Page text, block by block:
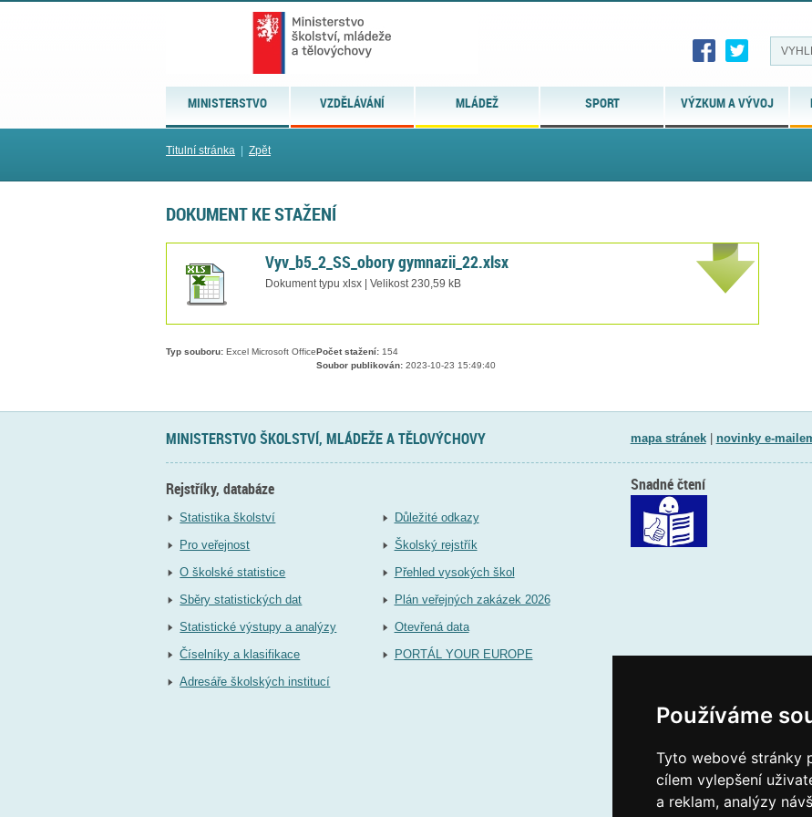
Používáme
Tyto webové stránky
cílem vylepšení
a reklam, analýzy
MINISTERSTVO VZDĚLÁVÁNÍ MLÁDEŽ SPORT VÝZKUM A VÝVOJ
Titulní stránka Zpět
DOKUMENT KE STAŽENÍ
Vyv_b5_2_SS_obory gymnazii_22.xlsx
Dokument typu xlsx | Velikost 230,59 kB
Typ souboru: Excel Microsoft Office Počet stažení: 154
Soubor publikován: 2023-10-23 15:49:40
MINISTERSTVO ŠKOLSTVÍ, MLÁDEŽE A TĚLOVÝCHOVY mapa stránek| novinky e-
Rejstříky, databáze
Statistika školství
Pro veřejnost
O školské statistice
Sběry statistických dat
Statistické výstupy a analýzy
Číselníky a klasifikace
Adresáře školských institucí
Důležité odkazy
Školský rejstřík
Přehled vysokých škol
Plán veřejných zakázek 2026
Otevřená data
PORTÁL YOUR EUROPE
Snadné čtení